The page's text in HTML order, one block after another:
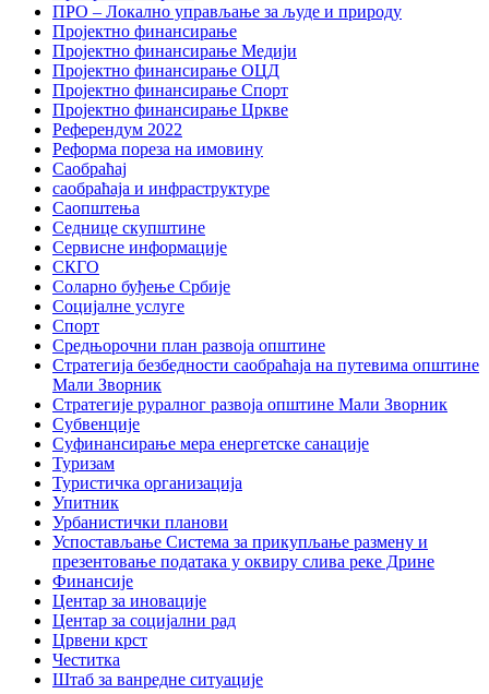
ПРО – Локално управљање за људе и природу
Пројектно финансирање
Пројектно финансирање Медији
Пројектно финансирање ОЦД
Пројектно финансирање Спорт
Пројектно финансирање Цркве
Референдум 2022
Реформа пореза на имовину
Саобраћај
саобраћаја и инфраструктуре
Саопштења
Седнице скупштине
Сервисне информације
СКГО
Соларно буђење Србије
Социјалне услуге
Спорт
Средњорочни план развоја општине
Стратегија безбедности саобраћаја на путевима општине
Мали Зворник
Стратегије руралног развоја општине Мали Зворник
Субвенције
Суфинансирање мера енергетске санације
Туризам
Туристичка организација
Упитник
Урбанистички планови
Успостављање Система за прикупљање размену и
презентовање података у оквиру слива реке Дрине
Финансије
Центар за иновације
Центар за социјални рад
Црвени крст
Честитка
Штаб за ванредне ситуације